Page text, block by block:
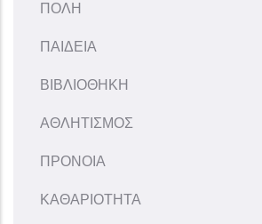
ΠΟΛΗ
ΠΑΙΔΕΙΑ
ΒΙΒΛΙΟΘΗΚΗ
ΑΘΛΗΤΙΣΜΟΣ
ΠΡΟΝΟΙΑ
ΚΑΘΑΡΙΟΤΗΤΑ